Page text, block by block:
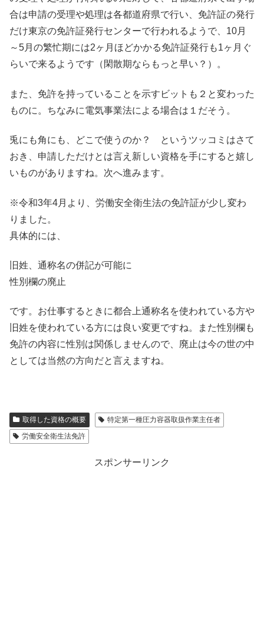
合は申請の受理や処理は各都道府県で行い、免許証の発行
だけ東京の免許証発行センターで行われるようで、10月
～5月の繁忙期には2ヶ月ほどかかる免許証発行も1ヶ月ぐ
らいで来るようです（閑散期ならもっと早い？）。
また、免許を持っていることを示すビットも２と変わった
ものに。ちなみに電気事業法による場合は１だそう。
兎にも角にも、どこで使うのか？ というツッコミはさて
おき、申請しただけとは言え新しい資格を手にすると嬉し
いものがありますね。次へ進みます。
※令和3年4月より、労働安全衛生法の免許証が少し変わ
りました。
具体的には、
旧姓、通称名の併記が可能に
性別欄の廃止
です。お仕事するときに都合上通称名を使われている方や
旧姓を使われている方には良い変更ですね。また性別欄も
免許の内容に性別は関係しませんので、廃止は今の世の中
としては当然の方向だと言えますね。
取得した資格の概要
特定第一種圧力容器取扱作業主任者
労働安全衛生法免許
スポンサーリンク